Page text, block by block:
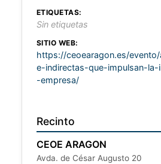
ETIQUETAS:
Sin etiquetas
SITIO WEB:
https://ceoearagon.es/
e-indirectas-que-impulsan-
-empresa/
Recinto
CEOE ARAGON
Avda. de César Augusto 20